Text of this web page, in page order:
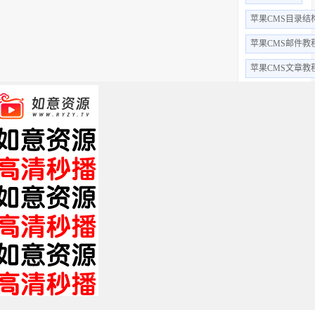
苹果CMS目录结
苹果CMS邮件教
苹果CMS文章教
关于我们 免责申明
Copyright © 2019 影视站长圈 www.yszzq.com 版权所有